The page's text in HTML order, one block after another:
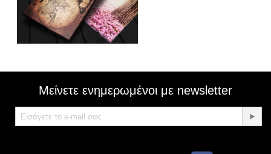
Μείνετε ενημερωμένοι με newsletter